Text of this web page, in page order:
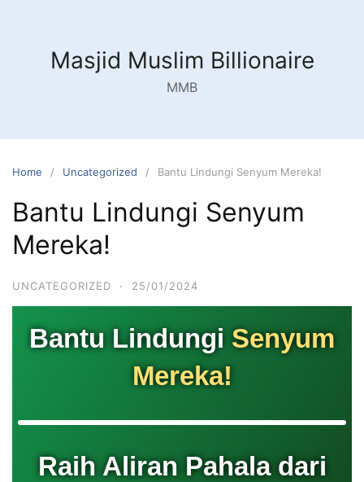
Masjid Muslim Billionaire
MMB
Home Uncategorized Bantu Lindungi Senyum Mereka!
Bantu Lindungi Senyum
Mereka!
UNCATEGORIZED · 25/01/2024
Bantu Lindungi Senyum
Mereka!
Raih Aliran Pahala dari